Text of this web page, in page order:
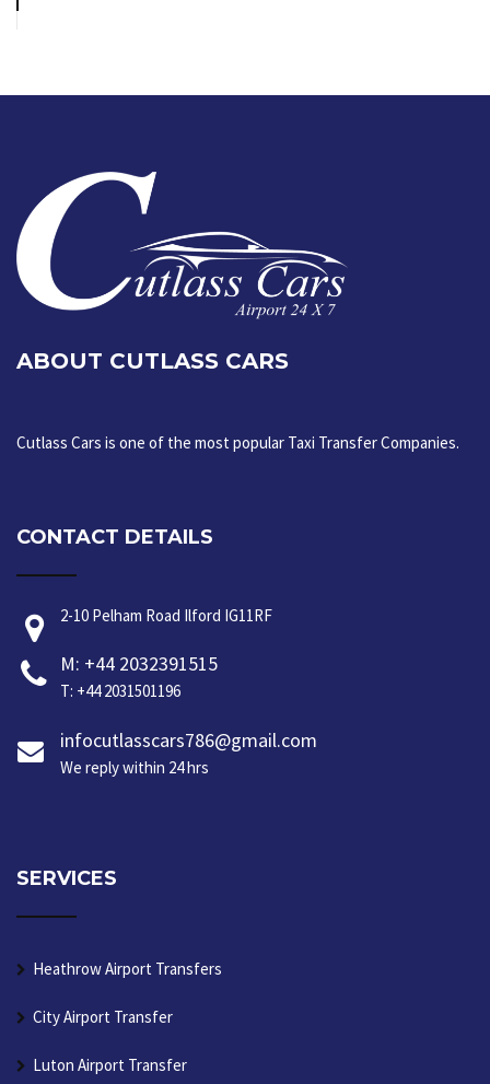
ABOUT CUTLASS CARS
Cutlass Cars is one of the most popular Taxi Transfer Companies.
CONTACT DETAILS
2-10 Pelham Road Ilford IG11RF
M: +44 2032391515
T: +44 2031501196
infocutlasscars786@gmail.com
We reply within 24 hrs
SERVICES
Heathrow Airport Transfers
City Airport Transfer
Luton Airport Transfer